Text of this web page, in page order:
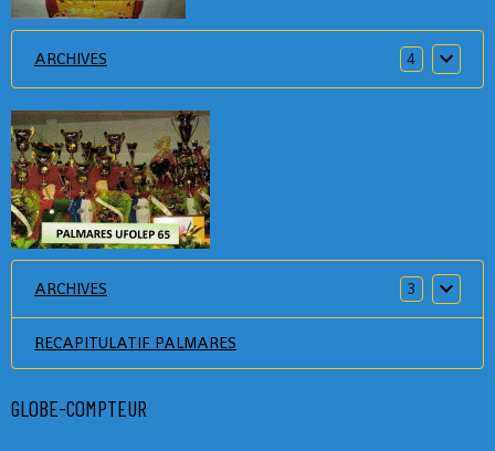
ARCHIVES 4
ARCHIVES 3
RECAPITULATIF PALMARES
GLOBE-COMPTEUR